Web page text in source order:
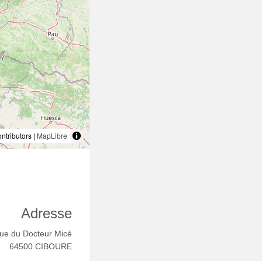
| MapLibre
Adresse
du Docteur Micé
64500 CIBOURE